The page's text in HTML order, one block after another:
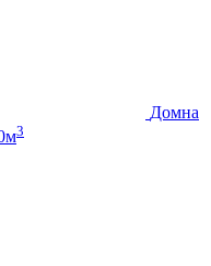
Домна
3